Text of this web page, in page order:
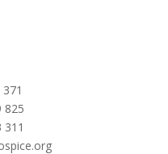
825
311